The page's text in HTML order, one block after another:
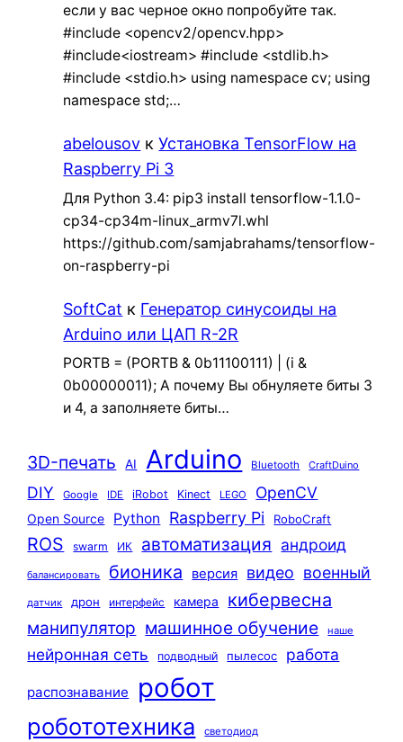
если у вас черное окно попробуйте так.
#include <opencv2/opencv.hpp>
#include<iostream> #include <stdlib.h>
#include <stdio.h> using namespace cv; using
namespace std;…
abelousov кУстановка TensorFlow на
Raspberry Pi 3
Для Python 3.4: pip3 install tensorflow-1.1.0-
cp34-cp34m-linux_armv7l.whl
https://github.com/samjabrahams/tensorflow-
on-raspberry-pi
SoftCat к Генератор синусоиды на
Arduino или ЦАП R-2R
PORTB = (PORTB & 0b11100111) | (i &
0b00000011); А почему Вы обнуляете биты 3
и 4, а заполняете биты…
3D-печать AI Arduino Bluetooth CraftDuino
DIY Google IDE iRobot Kinect LEGO OpenCV
Open Source Python Raspberry Pi RoboCraft
ROS swarm ИК автоматизация андроид
балансировать бионика версия видео военный
датчик дрон интерфейс камера кибервесна
манипулятор машинное обучение наше
нейронная сеть подводный пылесос работа
распознавание робот
робототехника светодиод